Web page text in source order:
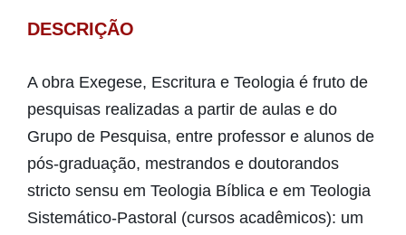
DESCRIÇÃO
A obra Exegese, Escritura e Teologia é fruto de
pesquisas realizadas a partir de aulas e do
Grupo de Pesquisa, entre professor e alunos de
pós-graduação, mestrandos e doutorandos
stricto sensu em Teologia Bíblica e em Teologia
Sistemático-Pastoral (cursos acadêmicos): um